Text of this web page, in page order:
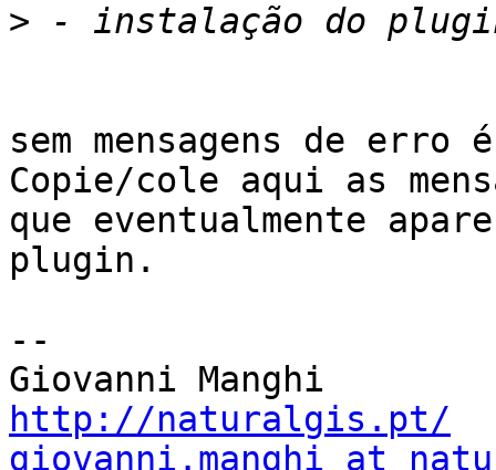
>
sem mensagens de
Copie/cole aqui as
que eventualmente
plugin.
--
http://naturalgis.pt/
giovanni.manghi at